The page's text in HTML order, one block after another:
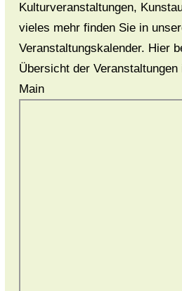
Kulturveranstaltungen,
vieles mehr finden Sie in
Veranstaltungskalender. Hier
Übersicht der
Main